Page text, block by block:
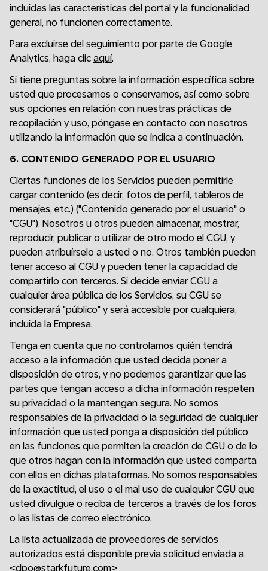
incluidas las características del portal y la funcionalidad
general, no funcionen correctamente.
Para excluirse del seguimiento por parte de Google
Analytics, haga clic aquí.
Si tiene preguntas sobre la información específica sobre
usted que procesamos o conservamos, así como sobre
sus opciones en relación con nuestras prácticas de
recopilación y uso, póngase en contacto con nosotros
utilizando la información que se indica a continuación.
6. CONTENIDO GENERADO POR EL USUARIO
Ciertas funciones de los Servicios pueden permitirle
cargar contenido (es decir, fotos de perfil, tableros de
mensajes, etc.) ("Contenido generado por el usuario" o
"CGU"). Nosotros u otros pueden almacenar, mostrar,
reproducir, publicar o utilizar de otro modo el CGU, y
pueden atribuírselo a usted o no. Otros también pueden
tener acceso al CGU y pueden tener la capacidad de
compartirlo con terceros. Si decide enviar CGU a
cualquier área pública de los Servicios, su CGU se
considerará "público" y será accesible por cualquiera,
incluida la Empresa.
Tenga en cuenta que no controlamos quién tendrá
acceso a la información que usted decida poner a
disposición de otros, y no podemos garantizar que las
partes que tengan acceso a dicha información respeten
su privacidad o la mantengan segura. No somos
responsables de la privacidad o la seguridad de cualquier
información que usted ponga a disposición del público
en las funciones que permiten la creación de CGU o de lo
que otros hagan con la información que usted comparta
con ellos en dichas plataformas. No somos responsables
de la exactitud, el uso o el mal uso de cualquier CGU que
usted divulgue o reciba de terceros a través de los foros
o las listas de correo electrónico.
La lista actualizada de proveedores de servicios
autorizados está disponible previa solicitud enviada a
<dpo@starkfuture.com>